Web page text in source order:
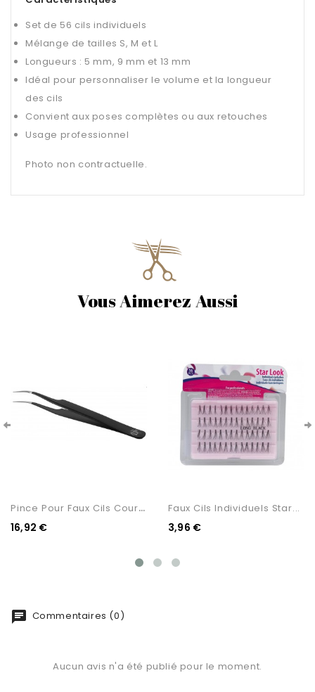
Set de 56 cils individuels
Mélange de tailles S, M et L
Longueurs : 5 mm, 9 mm et 13 mm
Idéal pour personnaliser le volume et la longueur
des cils
Convient aux poses complètes ou aux retouches
Usage professionnel
Photo non contractuelle.
Vous Aimerez Aussi
P
Ince Pour Faux Cils Courbée
16,92 €
Faux Cils Individuels Star...
3,96 €
chat Commentaires (0)
Aucun avis n'a été publié pour le moment.